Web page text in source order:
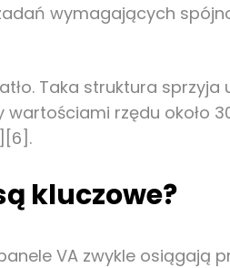
wymagających
Taka struktura sprzyja
rzędu około
kluczowe?
VA zwykle osiągają